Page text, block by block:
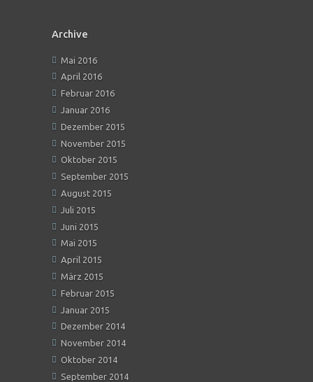
Archive
Mai 2016
April 2016
Februar 2016
Januar 2016
Dezember 2015
November 2015
Oktober 2015
September 2015
August 2015
Juli 2015
Juni 2015
Mai 2015
April 2015
März 2015
Februar 2015
Januar 2015
Dezember 2014
November 2014
Oktober 2014
September 2014